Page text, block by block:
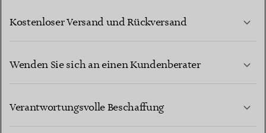
Kostenloser Versand und Rückversand
Wenden Sie sich an einen Kundenberater
Verantwortungsvolle Beschaffung